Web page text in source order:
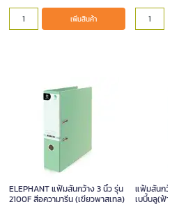
เพิ่มสินค้า
ELEPHANT แฟ้มสันกว้าง 3 นิ้ว รุ่น
2100F สีอความารีน (เขียวพาสเทล)
แฟ้มสันกว้าง
เบบี้บลู(ฟ้าพ